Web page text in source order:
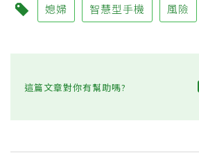
媳婦 智慧型手機 風險
這篇文章對你有幫助嗎?